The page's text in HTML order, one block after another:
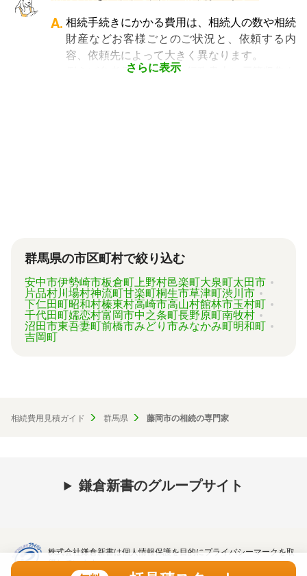
が可能です。専門家選びでお困りの方は、まず
は 一括見積依頼からお問合せください。
た煩わしさを大幅に減らすことができます。
手続きを任せたい場合は行政書士、相続税申告
や節税対策の検討は税理士、相続人の間で争い
やトラブルになっている場合は弁護士というよ
うに状況別に頼むのがベストです。
さらに表示
A. 相続手続きにかかる費用は、相続人の数や相続
財産などお客様ごとのご状況と、依頼する内
容、依頼先によって大きく異なります。
例えば参考価格として、行政書士に戸籍収集を
ずは見積を取り寄せてみましょう。
群馬県の市区町村で絞り込む
安中市伊勢崎市板倉町上野村邑楽町大泉町太田市
片品村川場村神流町甘楽町桐生市草津町渋川市
下仁田町昭和村榛東村高崎市高山村館林市玉村町
千代田町嬬恋村富岡市中之条町長野原町南牧村
沼田市東吾妻町前橋市みどり市みなかみ町明和町
吉岡町
相続費用見積ガイド 群馬県 藤岡市の相続の専門家
鎌倉新書のグループサイト
株式会社鎌倉新書は個人情報保護を目的にプライバシーマークを取
得しています。